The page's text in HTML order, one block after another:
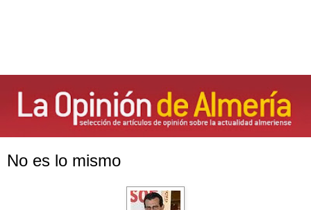
No es lo mismo